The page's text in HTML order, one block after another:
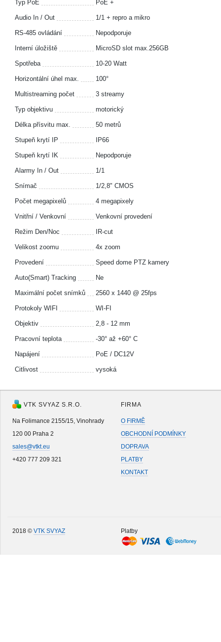
Typ PoE PoE +
Audio In / Out 1/1 + repro a mikro
RS-485 ovládání Nepodporuje
Interní úložiště MicroSD slot max.256GB
Spotřeba 10-20 Watt
Horizontální úhel max. 100°
Multistreaming počet 3 streamy
Typ objektivu motorický
Délka přísvitu max. 50 metrů
Stupeň krytí IP IP66
Stupeň krytí IK Nepodporuje
Alarmy In / Out 1/1
Snímač 1/2,8" CMOS
Počet megapixelů 4 megapixely
Vnitřní / Venkovní Venkovní provedení
Režim Den/Noc IR-cut
Velikost zoomu 4x zoom
Provedení Speed dome PTZ kamery
Auto(Smart) Tracking Ne
Maximální počet snímků 2560 x 1440 @ 25fps
Protokoly WIFI WI-FI
Objektiv 2,8 - 12 mm
Pracovní teplota -30° až +60° C
Napájení PoE / DC12V
Citlivost vysoká
VTK SVYAZ S.R.O.
Na Folimance 2155/15, Vinohrady
120 00 Praha 2
sales@vtkt.eu
+420 777 209 321
FIRMA
O FIRMĚ
OBCHODNÍ PODMÍNKY
DOPRAVA
PLATBY
KONTAKT
2018 © VTK SVYAZ Platby